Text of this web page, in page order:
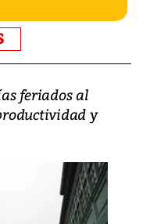
feriados al
y